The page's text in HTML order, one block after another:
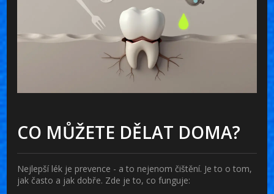
CO MŮŽETE DĚLAT DOMA?
Nejlepší lék je prevence - a to nejenom čištění. Je to o tom,
jak často a jak dobře. Zde je to, co funguje: